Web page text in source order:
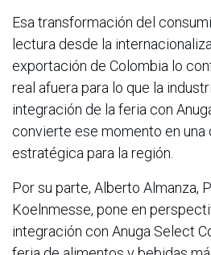
Esa transformación del
lectura desde la
exportación de Colombia lo
real afuera para lo que la
integración de la feria con
convierte ese momento en una
estratégica para la región.
Por su parte, Alberto Almanza,
Koelnmesse, pone en
integración con Anuga Select